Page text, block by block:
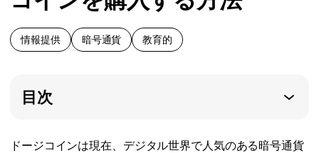
情報提供 暗号通貨 教育的
目次
ドージコインは現在、デジタル世界で人気のある暗号通貨